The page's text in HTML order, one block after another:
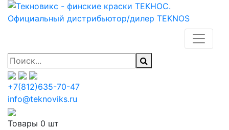
+7(812)635-70-47
info@teknoviks.ru
Товары 0 шт